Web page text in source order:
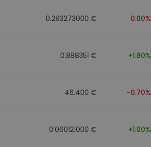
0.283273000 € 0.00%
0.888351 € +1.80%
46.400 € -0.70%
0.060121000 € +1.00%